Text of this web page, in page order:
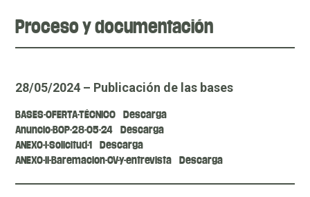
Proceso y documentación
28/05/2024 – Publicación de las bases
BASES-OFERTA-TÉCNICO
Descarga
Anuncio-BOP-28-05-24
Descarga
ANEXO-I-Solicitud-1
Descarga
ANEXO-II-Baremacion-CV-y-entrevista
Descarga